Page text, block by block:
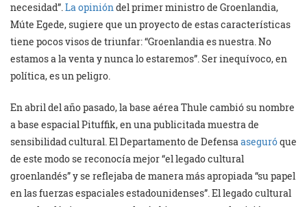
necesidad”.La opinióndel primer ministro de Groenlandia,
Múte Egede, sugiere que un proyecto de estas características
tiene pocos visos de triunfar: “Groenlandia es nuestra. No
estamos a la venta y nunca lo estaremos”. Ser inequívoco, en
política, es un peligro.
En abril del año pasado, la base aérea Thule cambió su nombre
a base espacial Pituffik, en una publicitada muestra de
sensibilidad cultural. El Departamento de Defensaaseguróque
de este modo se reconocía mejor “el legado cultural
groenlandés” y se reflejaba de manera más apropiada “su papel
en las fuerzas espaciales estadounidenses”. El legado cultural